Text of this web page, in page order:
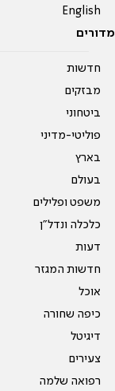
English
מדורים
חדשות
מבזקים
ביטחוני
פוליטי-מדיני
בארץ
בעולם
משפט ופלילים
כלכלה ונדל"ן
דעות
חדשות המגזר
אוכל
כיפה שחורה
דיגיטל
צעירים
רפואה שלמה